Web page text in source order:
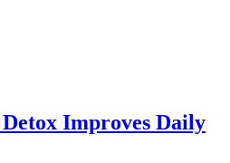
Improves Daily